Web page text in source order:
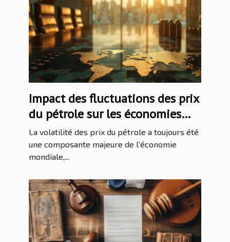
Impact des fluctuations des prix
du pétrole sur les économies
mondiales
La volatilité des prix du pétrole a toujours été
une composante majeure de l'économie
mondiale,...